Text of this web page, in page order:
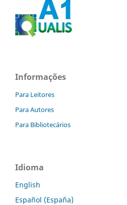
Informações
Para Leitores
Para Autores
Para Bibliotecários
Idioma
English
Español (España)